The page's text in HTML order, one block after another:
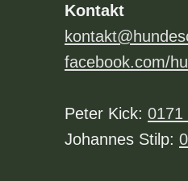
Kontakt
facebook.com/
Peter Kick: 0171
Johannes Stilp: